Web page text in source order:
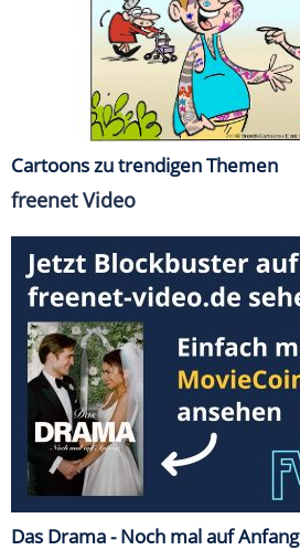
Cartoons zu trendigen Themen
freenet Video
Das Drama - Noch mal auf Anfang